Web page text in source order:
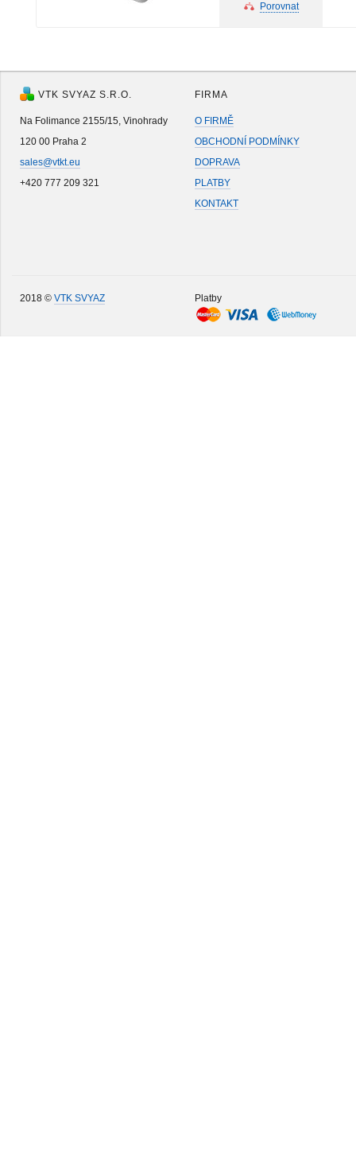
Porovnat
VTK SVYAZ S.R.O.
Na Folimance 2155/15, Vinohrady
120 00 Praha 2
sales@vtkt.eu
+420 777 209 321
FIRMA
O FIRMĚ
OBCHODNÍ PODMÍNKY
DOPRAVA
PLATBY
KONTAKT
2018 © VTK SVYAZ Platby